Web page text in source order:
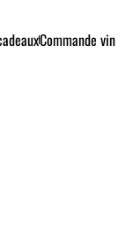
Commande vin